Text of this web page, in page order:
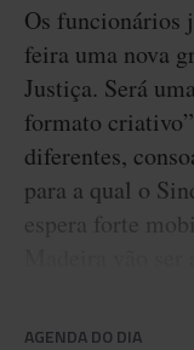
Os funcionários
feira uma nova
Justiça. Será
formato
diferentes,
para a qual o
espera forte
AGENDA DO DIA